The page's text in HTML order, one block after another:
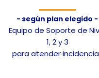
-según plan elegido -
Equipo de Soporte de
1, 2 y 3
para atender